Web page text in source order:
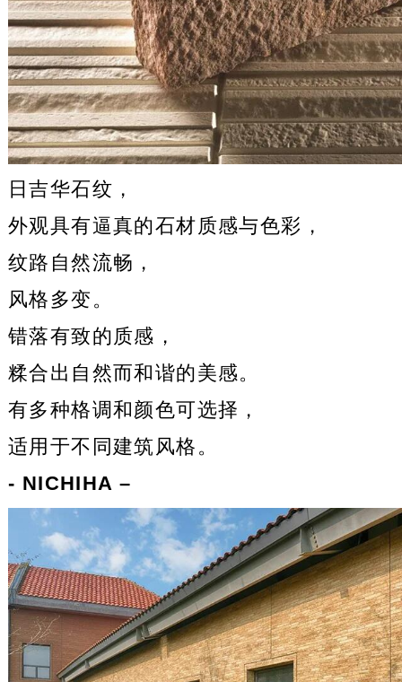
日吉华石纹，
外观具有逼真的石材质感与色彩，
纹路自然流畅，
风格多变。
错落有致的质感，
糅合出自然而和谐的美感。
有多种格调和颜色可选择，
适用于不同建筑风格。
- NICHIHA –